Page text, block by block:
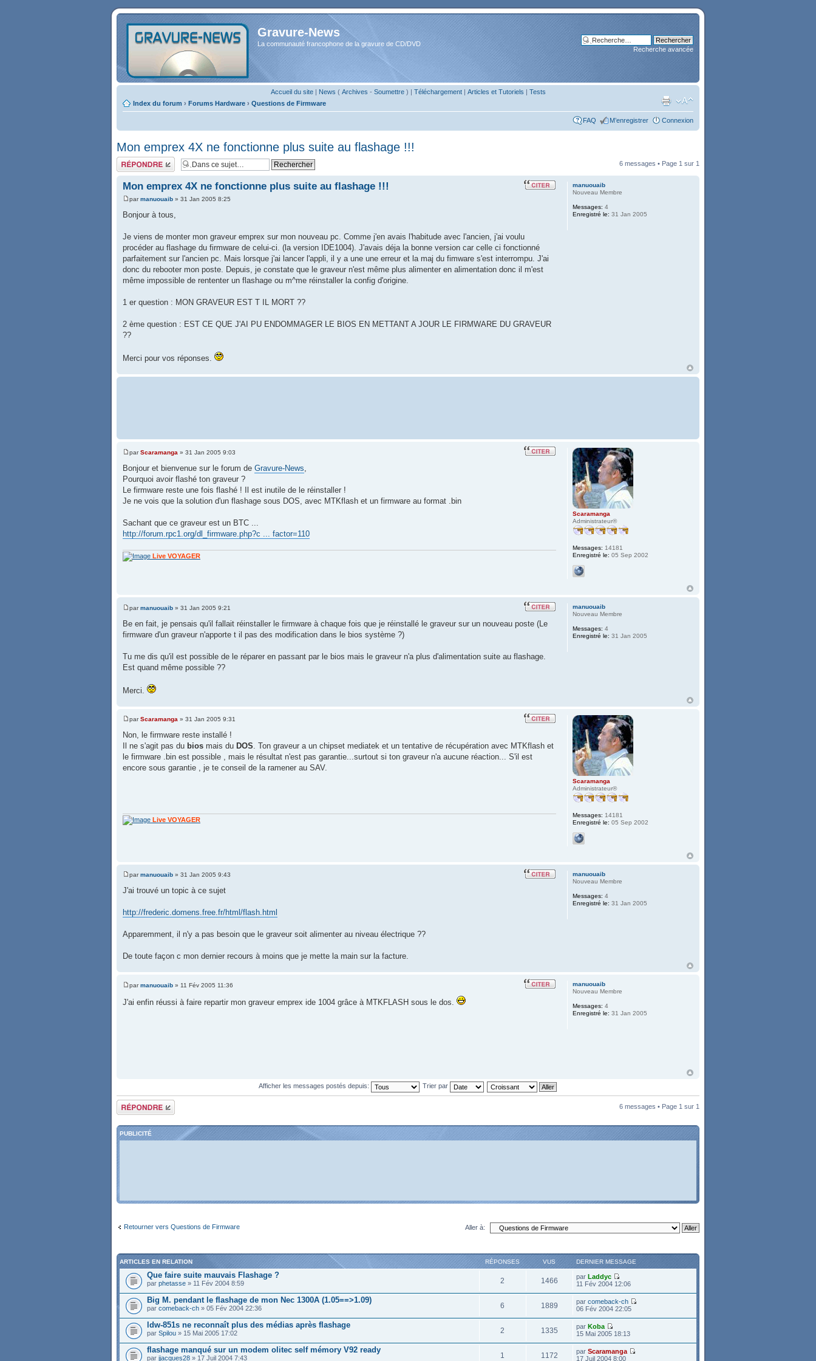
Gravure-News
La communauté francophone de la gravure de CD/DVD
Recherche avancée
Accueil du site| News ( Archives - Soumettre) | Téléchargement| Articles et Tutoriels | Tests
Index du forum › Forums Hardware › Questions de Firmware
FAQ M’enregistrer Connexion
Mon emprex 4X ne fonctionne plus suite au flashage !!!
Répondre 6 messages • Page 1 sur 1
Mon emprex 4X ne fonctionne plus suite au flashage !!!
parmanuouaib » 31 Jan 2005 8:25
Bonjour à tous,
Je viens de monter mon graveur emprex sur mon nouveau pc. Comme j'en avais l'habitude avec l'ancien, j'ai voulu
procéder au flashage du firmware de celui-ci. (la version IDE1004). J'avais déja la bonne version car celle ci fonctionné
parfaitement sur l'ancien pc. Mais lorsque j'ai lancer l'appli, il y a une une erreur et la maj du fimware s'est interrompu. J'ai
donc du rebooter mon poste. Depuis, je constate que le graveur n'est même plus alimenter en alimentation donc il m'est
même impossible de rententer un flashage ou m^me réinstaller la config d'origine.
1 er question : MON GRAVEUR EST T IL MORT ??
2 ème question : EST CE QUE J'AI PU ENDOMMAGER LE BIOS EN METTANT A JOUR LE FIRMWARE DU GRAVEUR
??
Merci pour vos réponses.
manuouaib
Nouveau Membre
Messages: 4
Enregistré le: 31 Jan 2005
parScaramanga » 31 Jan 2005 9:03
Bonjour et bienvenue sur le forum de Gravure-News
Pourquoi avoir flashé ton graveur ?
Le firmware reste une fois flashé ! Il est inutile de le réinstaller !
Je ne vois que la solution d'un flashage sous DOS, avec MTKflash et un firmware au format .bin
Sachant que ce graveur est un BTC ...
http://forum.rpc1.org/dl_firmware.php?c ... factor=110
Live VOYAGER
Scaramanga
Administrateur®
Messages: 14181
Enregistré le: 05 Sep 2002
parmanuouaib » 31 Jan 2005 9:21
Be en fait, je pensais qu'il fallait réinstaller le firmware à chaque fois que je réinstallé le graveur sur un nouveau poste (Le
firmware d'un graveur n'apporte t il pas des modification dans le bios système ?)
Tu me dis qu'il est possible de le réparer en passant par le bios mais le graveur n'a plus d'alimentation suite au flashage.
Est quand même possible ??
Merci.
manuouaib
Nouveau Membre
Messages: 4
Enregistré le: 31 Jan 2005
parScaramanga » 31 Jan 2005 9:31
Non, le firmware reste installé !
Il ne s'agit pas du bios mais du DOS. Ton graveur a un chipset mediatek et un tentative de récupération avec MTKflash et
le firmware .bin est possible , mais le résultat n'est pas garantie...surtout si ton graveur n'a aucune réaction... S'il est
encore sous garantie , je te conseil de la ramener au SAV.
Live VOYAGER
Scaramanga
Administrateur®
Messages: 14181
Enregistré le: 05 Sep 2002
parmanuouaib » 31 Jan 2005 9:43
J'ai trouvé un topic à ce sujet
http://frederic.domens.free.fr/html/flash.html
Apparemment, il n'y a pas besoin que le graveur soit alimenter au niveau électrique ??
De toute façon c mon dernier recours à moins que je mette la main sur la facture.
manuouaib
Nouveau Membre
Messages: 4
Enregistré le: 31 Jan 2005
parmanuouaib » 11 Fév 2005 11:36
J'ai enfin réussi à faire repartir mon graveur emprex ide 1004 grâce à MTKFLASH sous le dos.
manuouaib
Nouveau Membre
Messages: 4
Enregistré le: 31 Jan 2005
Afficher les messages postés depuis: Trier par
Répondre 6 messages • Page 1 sur 1
PUBLICITÉ
Retourner vers Questions de Firmware Aller à:
ARTICLES EN RELATION RÉPONSES VUS DERNIER MESSAGE
Que faire suite mauvais Flashage ?
par phetasse » 11 Fév 2004 8:59 2 1466 par Laddyc
11 Fév 2004 12:06
Big M. pendant le flashage de mon Nec 1300A (1.05==>1.09)
par comeback-ch » 05 Fév 2004 22:36 6 1889 par comeback-ch
06 Fév 2004 22:05
ldw-851s ne reconnaît plus des médias après flashage
par Spilou » 15 Mai 2005 17:02 2 1335 par Koba
15 Mai 2005 18:13
flashage manqué sur un modem olitec self mémory V92 ready
par jjacques28 » 17 Juil 2004 7:43 1 1172 par Scaramanga
17 Juil 2004 8:00